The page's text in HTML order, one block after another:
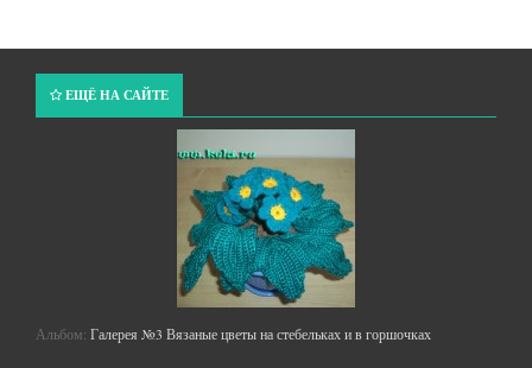
ЕЩЁ НА САЙТЕ
Альбом: Галерея №3 Вязаные цветы на стебельках и в горшочках